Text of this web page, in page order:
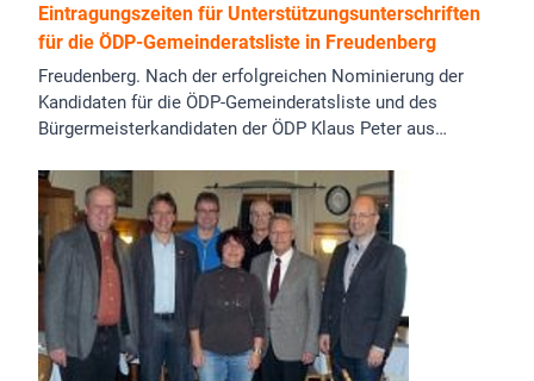
Eintragungszeiten für Unterstützungsunterschriften
für die ÖDP-Gemeinderatsliste in Freudenberg
Freudenberg. Nach der erfolgreichen Nominierung der
Kandidaten für die ÖDP-Gemeinderatsliste und des
Bürgermeisterkandidaten der ÖDP Klaus Peter aus…